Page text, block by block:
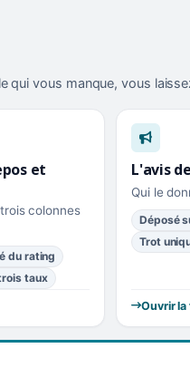
qui vous manque, vous
et
colonnes
du rating
taux
L'avis
Qui le
Déposé
Trot
Ouvrir la